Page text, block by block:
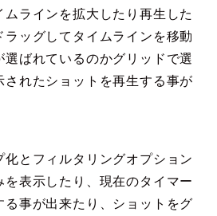
ムラインを拡大したり再生した
ラッグしてタイムラインを移動
ばれているのかグリッドで選
れたショットを再生する事が
化とフィルタリングオプション
を表示したり、現在のタイマー
る事が出来たり、ショットをグ